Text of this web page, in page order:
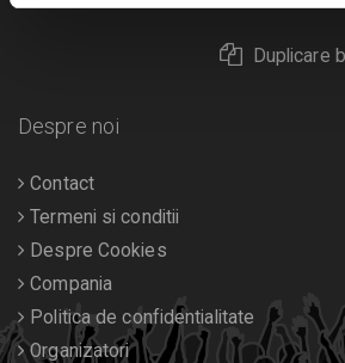
Duplicare
Despre noi
Contact
Termeni si conditii
Despre Cookies
Compania
Politica de confidentialitate
Organizatori